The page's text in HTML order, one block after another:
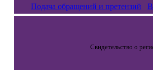
Подача обращений и претензий
Свидетельство о